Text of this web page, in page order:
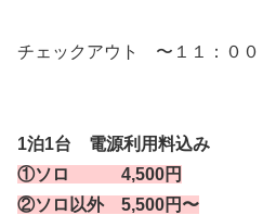
チェックアウト 〜１１：００
1泊1台 電源利用料込み
①ソロ 4,500円
②ソロ以外 5,500円〜